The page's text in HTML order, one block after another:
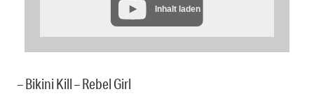
Inhalt laden
– Bikini Kill – Rebel Girl